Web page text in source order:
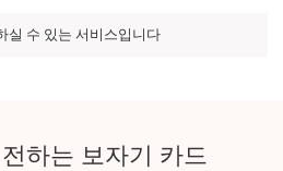
실 수 있는 서비스입니다
하는 보자기 카드